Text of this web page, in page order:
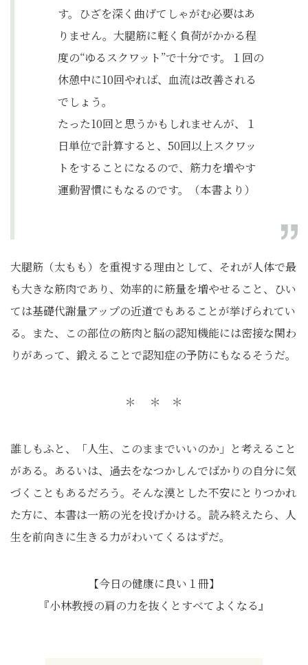
す。ひざを深く曲げてしゃがむ必要はあ
りません。大腿筋に軽く負荷がかかる程
度の“ゆるスクワット”で十分です。１回の
休憩中に10回やれば、血流は改善される
でしょう。
たった10回と思うかもしれませんが、１
日単位で計算すると、50回以上スクワッ
トをすることになるので、筋力を増やす
運動習慣にもなるのです。（本書より）
大腿筋（太もも）を重視する理由として、それが人体で最
も大きな筋肉であり、効率的に筋量を増やせること、ひい
ては基礎代謝量アップの近道でもあることが挙げられてい
る。また、この部位の筋肉と脳の認知機能には密接な関わ
りがあって、鍛えることで認知症の予防にもなるそうだ。
＊ ＊ ＊
誰しもふと、「人生、このままでいいのか」と考えること
がある。あるいは、過去をなつかしんでばかりの自分に気
づくこともあるだろう。そんな漠とした不安にとりつかれ
た方に、本書は一筋の光を投げかける。読み終えたら、人
生を前向きに生きる力がわいてくるはずだ。
【今日の健康に良い１冊】
『小林教授の肩の力を抜くとすべてよくなる』